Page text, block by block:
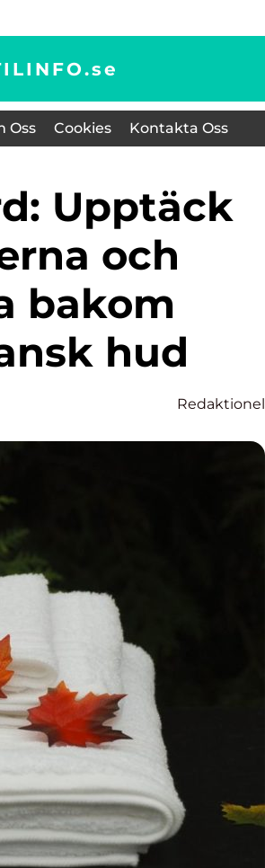
se
Oss Cookies Kontakta Oss
och
bakom
hud
Redaktionel